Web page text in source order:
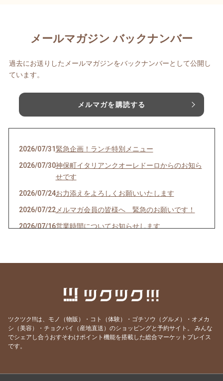
メールマガジン バックナンバー
過去にお送りしたメールマガジンをバックナンバーとして公開し
ています。
メルマガを購読する
2026/07/31 緊急企画！ランチ特別メニュー
2026/07/30神保町イタリアンクオーレドーロからのお知ら
せです
2026/07/24お力添えをよろしくお願いいたします
2026/07/22メルマガ会員の皆様へ 緊急のお願いです！
2026/07/16営業時間についてお知らせします
急なお知らせですみません！
2026/06/19 モモのパスタの試作を作りました
2026/06/09 先週はほとんどランチ営業ができず・・・申し
ツクツク!!!は、モノ（物販）・コト（体験）・ゴチソウ（グルメ）・オメカ
シ（美容）・チョクバイ（産地直送）のショッピングと予約サイト。
みんな
でシェアし合うおすそわけポイント機能を搭載した総合マーケットプレイス
です。